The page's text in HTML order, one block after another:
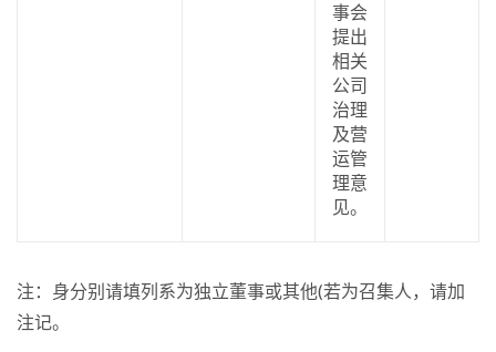
事会
提出
相关
公司
治理
及营
运管
理意
见。
注：身分别请填列系为独立董事或其他(若为召集人，请加
注记。